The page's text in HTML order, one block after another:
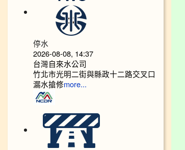
停水
2026-08-08, 14:37
台灣自來水公司
竹北市光明二街與縣政十二路交叉口
漏水搶修more...